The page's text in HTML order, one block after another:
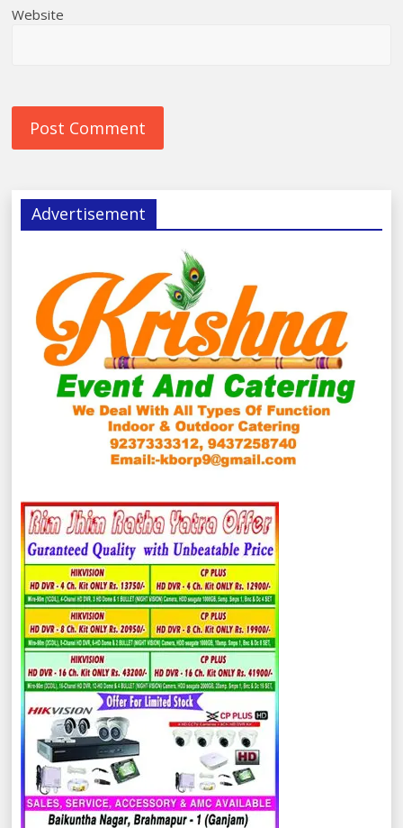
Website
Advertisement